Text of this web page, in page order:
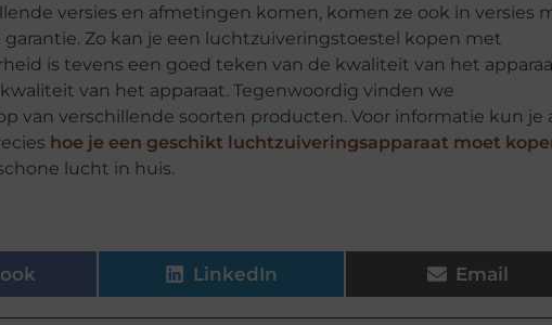
versies en afmetingen komen, komen ze ook in versies
Zo kan je een luchtzuiveringstoestel kopen met
is tevens een goed teken van de kwaliteit van het
van het apparaat. Tegenwoordig vinden we
van verschillende soorten producten. Voor informatie kun je
hoe je een geschikt luchtzuiveringsapparaat moet
lucht in huis.
LinkedIn Email